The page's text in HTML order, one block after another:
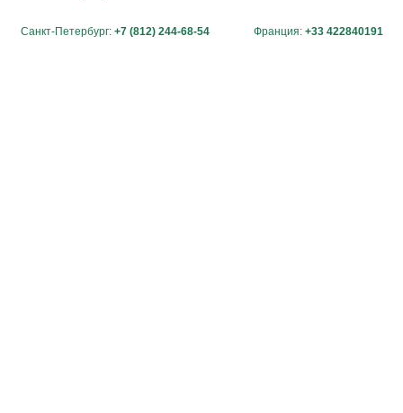
Санкт-Петербург: +7 (812) 244-68-54 Франция: +33 422840191